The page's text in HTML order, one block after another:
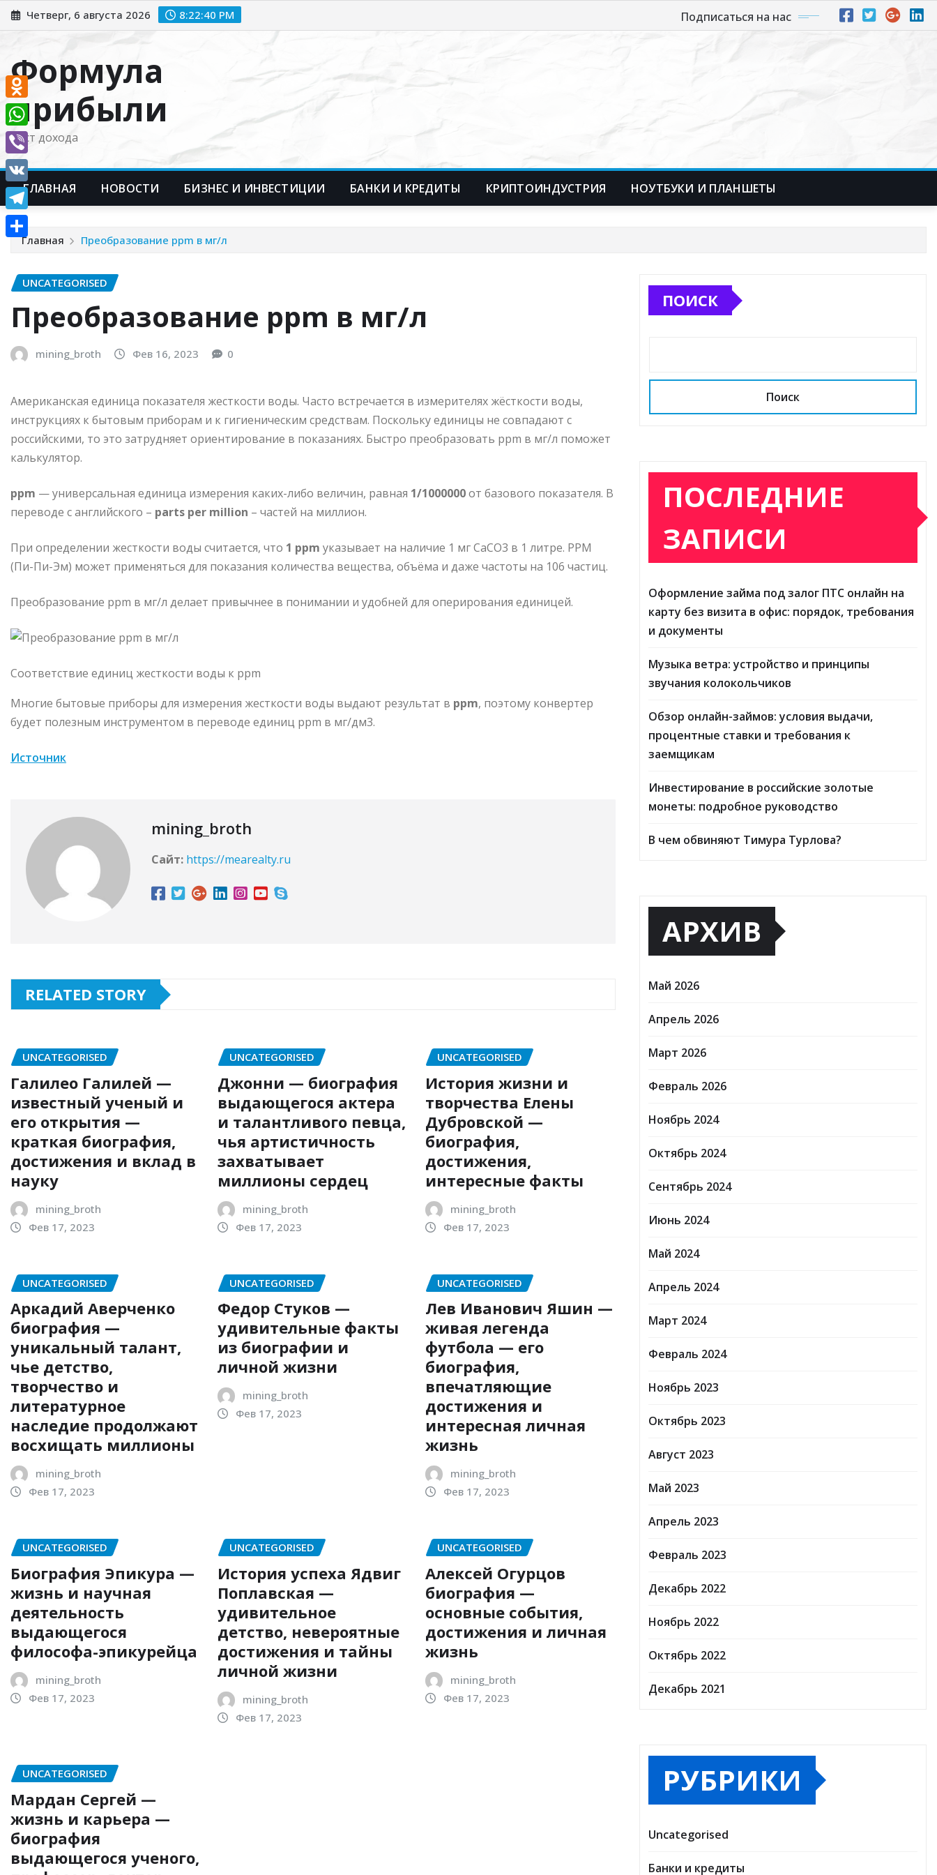
Перейти
к
Четверг, 6 августа 2026 8:22:41 PM Подписаться на нас
Формула
прибыли
Рост дохода
ГЛАВНАЯ НОВОСТИ БИЗНЕС И ИНВЕСТИЦИИ БАНКИ И КРЕДИТЫ КРИПТОИНДУСТРИЯ НОУТБУКИ И ПЛАНШЕТЫ
Главная Преобразование ppm в мг/л
UNCATEGORISED
Преобразование ppm в мг/л
mining_broth Фев 16, 2023 0
Американская единица показателя жесткости воды. Часто встречается в измерителях жёсткости воды,
инструкциях к бытовым приборам и к гигиеническим средствам. Поскольку единицы не совпадают с
российскими, то это затрудняет ориентирование в показаниях. Быстро преобразовать ppm в мг/л поможет
калькулятор.
ppm — универсальная единица измерения каких-либо величин, равная 1/1000000от базового показателя. В
переводе с английского – parts per million – частей на миллион.
При определении жесткости воды считается, что 1 ppm указывает на наличие 1 мг CaCO3 в 1 литре. PPM
(Пи-Пи-Эм) может применяться для показания количества вещества, объёма и даже частоты на 106 частиц.
Преобразование ppm в мг/л делает привычнее в понимании и удобней для оперирования единицей.
Соответствие единиц жесткости воды к ppm
Многие бытовые приборы для измерения жесткости воды выдают результат в ppm, поэтому конвертер
будет полезным инструментом в переводе единиц ppm в мг/дм3.
Источник
mining_broth
Сайт: https://mearealty.ru
RELATED STORY
UNCATEGORISED
Галилео Галилей —
известный ученый и
его открытия —
краткая биография,
достижения и вклад в
науку
mining_broth
Фев 17, 2023
UNCATEGORISED
Джонни — биография
выдающегося актера
и талантливого певца,
чья артистичность
захватывает
миллионы сердец
mining_broth
Фев 17, 2023
UNCATEGORISED
История жизни и
творчества Елены
Дубровской —
биография,
достижения,
интересные факты
mining_broth
Фев 17, 2023
UNCATEGORISED
Аркадий Аверченко
биография —
уникальный талант,
чье детство,
творчество и
литературное
наследие продолжают
восхищать миллионы
mining_broth
Фев 17, 2023
UNCATEGORISED
Федор Стуков —
удивительные факты
из биографии и
личной жизни
mining_broth
Фев 17, 2023
UNCATEGORISED
Лев Иванович Яшин —
живая легенда
футбола — его
биография,
впечатляющие
достижения и
интересная личная
жизнь
mining_broth
Фев 17, 2023
UNCATEGORISED
Биография Эпикура —
жизнь и научная
деятельность
выдающегося
философа-эпикурейца
mining_broth
Фев 17, 2023
UNCATEGORISED
История успеха Ядвиг
Поплавская —
удивительное
детство, невероятные
достижения и тайны
личной жизни
mining_broth
Фев 17, 2023
UNCATEGORISED
Алексей Огурцов
биография —
основные события,
достижения и личная
жизнь
mining_broth
Фев 17, 2023
UNCATEGORISED
Мардан Сергей —
жизнь и карьера —
биография
выдающегося ученого,
ПОИСК
Поиск
ПОСЛЕДНИЕ
ЗАПИСИ
Оформление займа под залог ПТС онлайн на
карту без визита в офис: порядок, требования
и документы
Музыка ветра: устройство и принципы
звучания колокольчиков
Обзор онлайн-займов: условия выдачи,
процентные ставки и требования к
заемщикам
Инвестирование в российские золотые
монеты: подробное руководство
В чем обвиняют Тимура Турлова?
АРХИВ
Май 2026
Апрель 2026
Март 2026
Февраль 2026
Ноябрь 2024
Октябрь 2024
Сентябрь 2024
Июнь 2024
Май 2024
Апрель 2024
Март 2024
Февраль 2024
Ноябрь 2023
Октябрь 2023
Август 2023
Май 2023
Апрель 2023
Февраль 2023
Декабрь 2022
Ноябрь 2022
Октябрь 2022
Декабрь 2021
РУБРИКИ
Uncategorised
Банки и кредиты
Odnoklassniki
WhatsApp
Viber
VK
Telegram
Отправить